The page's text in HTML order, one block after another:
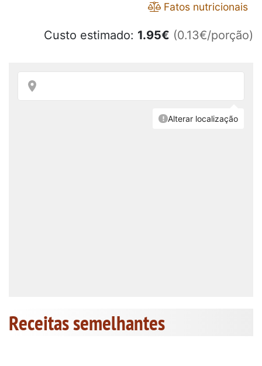
Fatos nutricionais
Custo estimado: 1.95€ (0.13€/porção)
Receitas semelhantes